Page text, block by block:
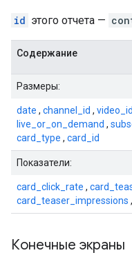
id этого отчета —
Содержание
Размеры:
date , channel_id , video_id
live_or_on_demand ,
card_type , card_id
Показатели:
card_click_rate ,
card_teaser_impressions ,
Конечные экраны